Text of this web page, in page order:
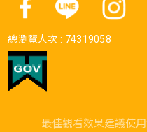
總瀏覽人次 : 74319058
最佳觀看效果建議使